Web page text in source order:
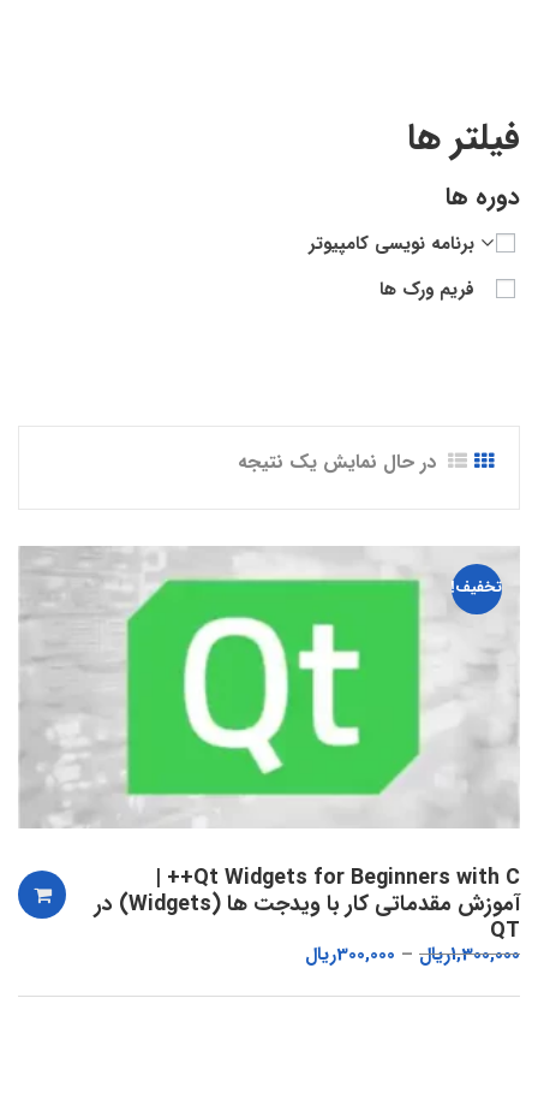
در حال نمایش یک نتیجه
تخفیف!
Qt Widgets for Beginners with C++ |
آموزش مقدماتی کار با ویدجت ها (Widgets) در
QT
1,300,000ریال 300,000ریال
فیلتر ها
دوره ها
برنامه نویسی کامپیوتر
فریم ورک ها